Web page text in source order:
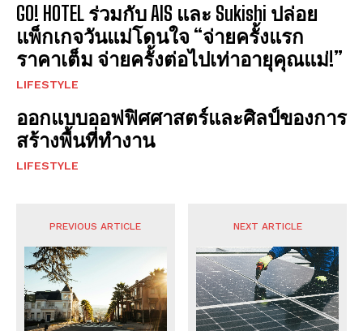
GO! HOTEL ร่วมกับ AIS และ Sukishi ปล่อย
แพ็กเกจวันแม่โดนใจ “จ่ายครั้งแรก
ราคาเต็ม จ่ายครั้งต่อไปเท่าอายุคุณแม่!”
LIFESTYLE
ออกแบบออฟฟิศศาสตร์และศิลป์ของการ
สร้างพื้นที่ทำงาน
LIFESTYLE
PREVIOUS ARTICLE NEXT ARTICLE